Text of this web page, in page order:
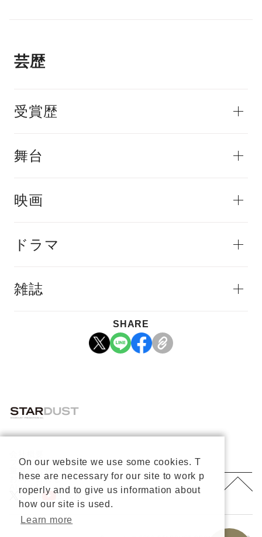
芸歴
受賞歴
舞台
映画
ドラマ
雑誌
SHARE
プライバシーポリシー
重要なお知らせ
お問い合わせ
About Us
公式X
公式Youtube
On our website we use some cookies. T
hese are necessary for our site to work p
roperly and to give us information about
how our site is used.
Learn more